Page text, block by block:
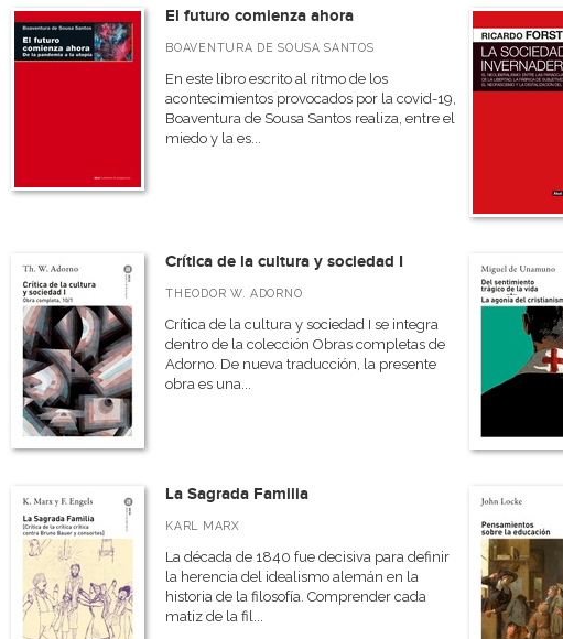
El futuro comienza ahora
BOAVENTURA DE SOUSA SANTOS
En este libro escrito al ritmo de los
acontecimientos provocados por la covid-19,
Boaventura de Sousa Santos realiza, entre el
miedo y la es...
Crítica de la cultura y sociedad I
THEODOR W. ADORNO
Crítica de la cultura y sociedad I se integra
dentro de la colección Obras completas de
Adorno. De nueva traducción, la presente
obra es una...
La Sagrada Familia
KARL MARX
La década de 1840 fue decisiva para definir
la herencia del idealismo alemán en la
historia de la filosofía. Comprender cada
matiz de la fil...